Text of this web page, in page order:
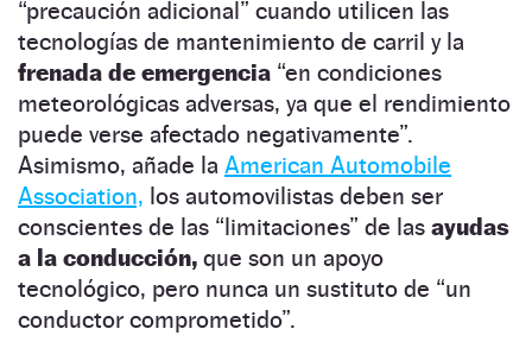
“precaución adicional” cuando utilicen las
tecnologías de mantenimiento de carril y la
frenada de emergencia “en condiciones
meteorológicas adversas, ya que el rendimiento
puede verse afectado negativamente”.
Asimismo, añade la American Automobile
Association, los automovilistas deben ser
conscientes de las “limitaciones” de las ayudas
a la conducción, que son un apoyo
tecnológico, pero nunca un sustituto de “un
conductor comprometido”.